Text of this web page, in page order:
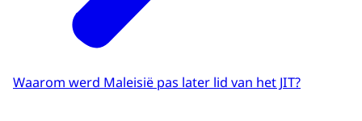
Waarom werd Maleisië pas later lid van het JIT?